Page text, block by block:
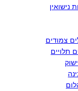
נישואין
צמודים
תלויים